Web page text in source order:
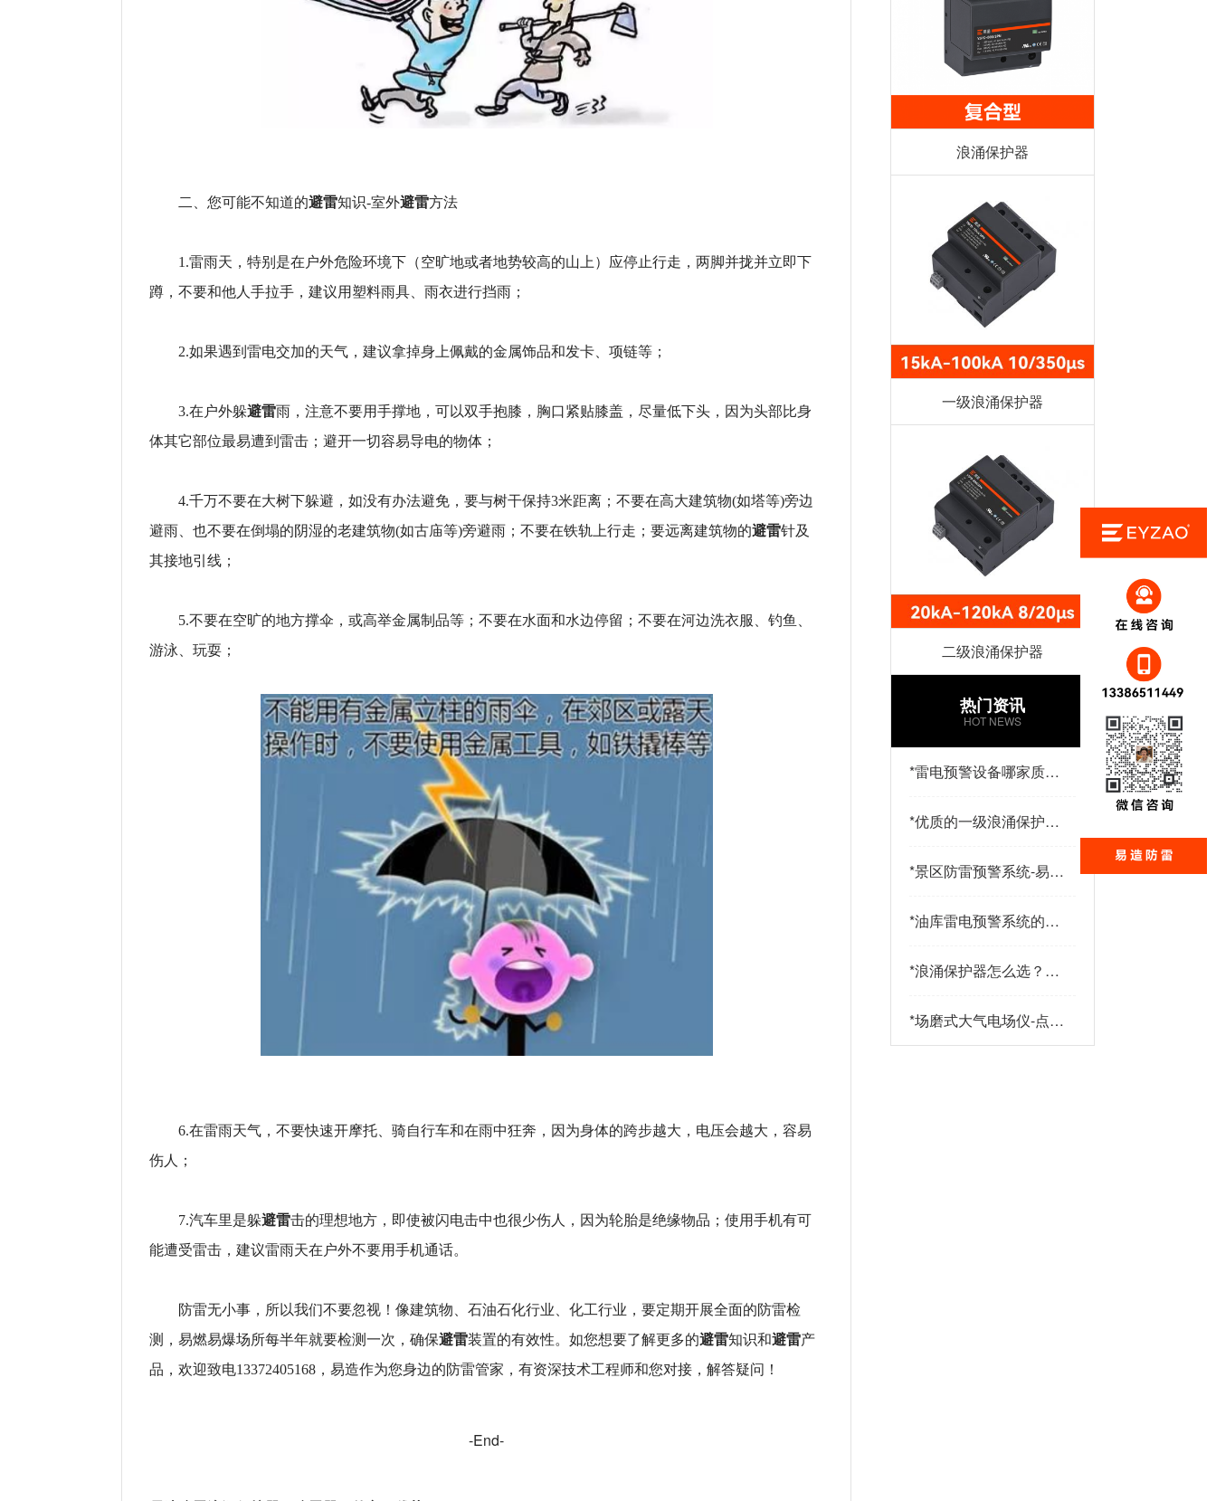
二、您可能不知道的避雷知识-室外避雷方法
1.雷雨天，特别是在户外危险环境下（空旷地或者地势较高的山上）应停止行走，两脚并拢并立即下
蹲，不要和他人手拉手，建议用塑料雨具、雨衣进行挡雨；
2.如果遇到雷电交加的天气，建议拿掉身上佩戴的金属饰品和发卡、项链等；
3.在户外躲避雷雨，注意不要用手撑地，可以双手抱膝，胸口紧贴膝盖，尽量低下头，因为头部比身
体其它部位最易遭到雷击；避开一切容易导电的物体；
4.千万不要在大树下躲避，如没有办法避免，要与树干保持3米距离；不要在高大建筑物(如塔等)旁边
避雨、也不要在倒塌的阴湿的老建筑物(如古庙等)旁避雨；不要在铁轨上行走；要远离建筑物的避雷针及
其接地引线；
5.不要在空旷的地方撑伞，或高举金属制品等；不要在水面和水边停留；不要在河边洗衣服、钓鱼、
游泳、玩耍；
6.在雷雨天气，不要快速开摩托、骑自行车和在雨中狂奔，因为身体的跨步越大，电压会越大，容易
伤人；
7.汽车里是躲避雷击的理想地方，即使被闪电击中也很少伤人，因为轮胎是绝缘物品；使用手机有可
能遭受雷击，建议雷雨天在户外不要用手机通话。
防雷无小事，所以我们不要忽视！像建筑物、石油石化行业、化工行业，要定期开展全面的防雷检
测，易燃易爆场所每半年就要检测一次，确保避雷装置的有效性。如您想要了解更多的避雷知识和避雷产
品，欢迎致电13372405168，易造作为您身边的防雷管家，有资深技术工程师和您对接，解答疑问！
-End-
浪涌保护器
一级浪涌保护器
二级浪涌保护器
热门资讯
HOT NEWS
*雷电预警设备哪家质量
*优质的一级浪涌保护器
防雷
*景区防雷预警系统-易造
*油库雷电预警系统的传
看-易造
*浪涌保护器怎么选？三
策略助您精准选型-易造
*场磨式大气电场仪-点击
了解更多-易造